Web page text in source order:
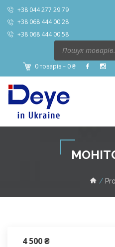
+38 044 277 29 79
+38 068 444 00 28
+38 068 444 00 58
Пошук
товарів
0 товарів – 0₴
4 500₴